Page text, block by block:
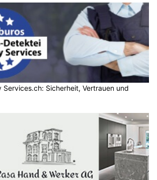
Services.ch: Sicherheit, Vertrauen und